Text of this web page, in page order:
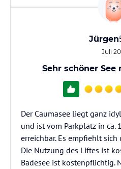
Jürgen
Juli
Sehr schöner
Der Caumasee liegt ganz
und ist vom Parkplatz in ca.
erreichbar. Es empfiehlt
Die Nutzung des Liftes ist
Badesee ist kostenpflichtig.